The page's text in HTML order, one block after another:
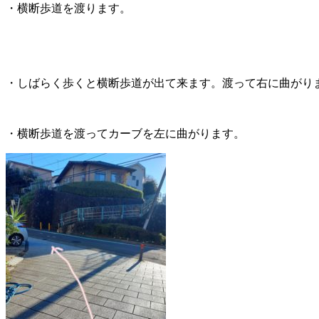
・横断歩道を渡ります。
・しばらく歩くと横断歩道が出て来ます。渡って右に曲がり
・横断歩道を渡ってカーブを左に曲がります。